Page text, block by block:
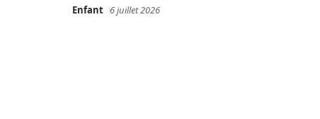
Enfant 6 juillet 2026